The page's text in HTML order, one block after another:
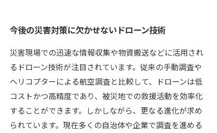
今後の災害対策に欠かせないドローン技術
災害現場での迅速な情報収集や物資搬送などに活用され
るドローン技術が注目されています。従来の手動調査や
ヘリコプターによる航空調査と比較して、ドローンは低
コストかつ高精度であり、被災地での救援活動を効率化
することができます。しかしながら、更なる進化が求め
られています。現在多くの自治体や企業で調査を進める